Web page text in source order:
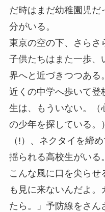
だ時はまだ幼稚園児だ
分がいる。
東京の空の下、さらさ
子供たちはまた一歩、
界へと近づきつつある
近くの中学へ歩いて登
生は、もういない。（
の少年を探している。
（!）、ネクタイを締
揺られる高校生がいる
こんな風に口を尖ら
も見に来ないんだよ
たら。」予防線をさん